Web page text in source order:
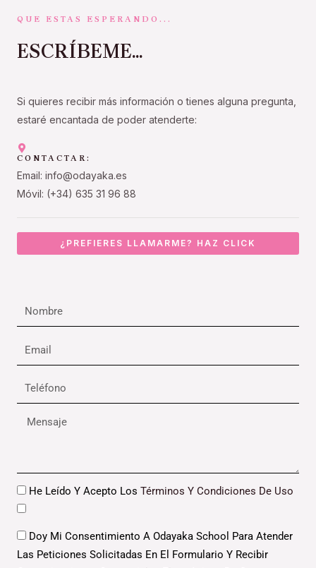
QUE ESTAS ESPERANDO...
ESCRÍBEME...
Si quieres recibir más información o tienes alguna pregunta,
estaré encantada de poder atenderte:
CONTACTAR:
Email: info@odayaka.es
Móvil: (+34) 635 31 96 88
¿PREFIERES LLAMARME? HAZ CLICK
Nombre
Email
Teléfono
Mensaje
DatosHe Leído Y Acepto Los Términos Y Condiciones De Uso
DatosDoy Mi Consentimiento A Odayaka School Para Atender
Las Peticiones Solicitadas En El Formulario Y Recibir